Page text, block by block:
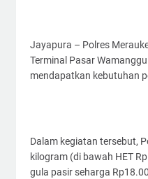
Jayapura – Polres
Terminal Pasar
mendapatkan kebutuhan
Dalam kegiatan tersebut,
kilogram (di bawah HET
gula pasir seharga